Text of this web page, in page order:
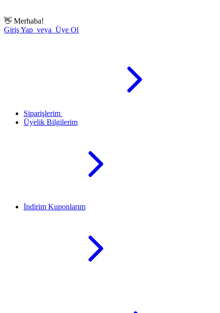
👋 Merhaba!
Giriş Yap veya Üye Ol
Siparişlerim
Üyelik Bilgilerim
İndirim Kuponlarım